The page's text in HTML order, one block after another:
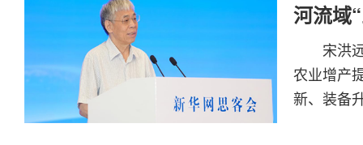
河流域
宋洪
农业增产
新、装备